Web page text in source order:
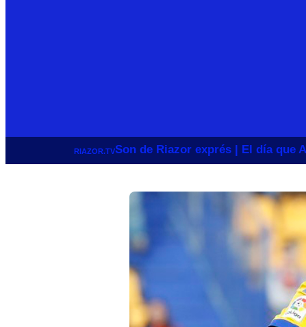
RIAZOR.TVSon de Riazor exprés | El día que